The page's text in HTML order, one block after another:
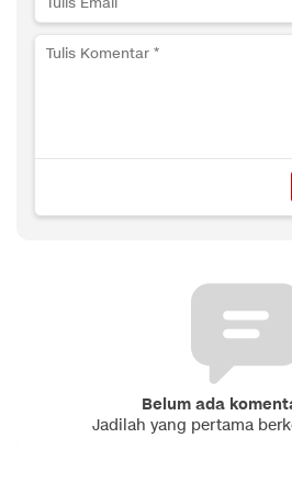
Belum ada
Jadilah yang pertama